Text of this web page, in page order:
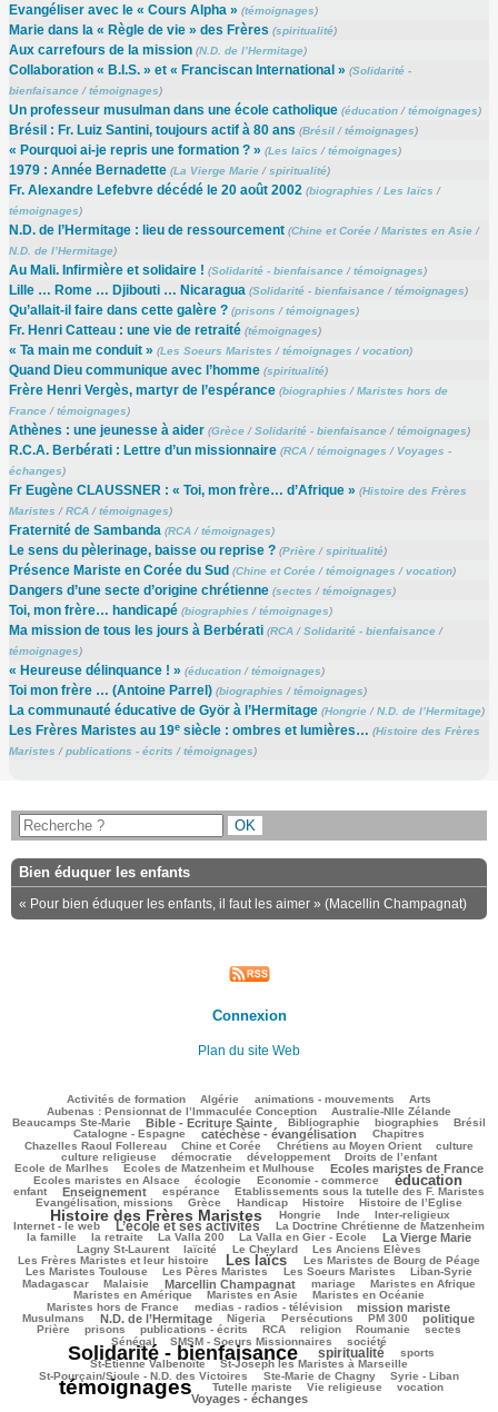
Evangéliser avec le « Cours Alpha » (témoignages)
Marie dans la « Règle de vie » des Frères (spiritualité)
Aux carrefours de la mission (N.D. de l’Hermitage)
Collaboration « B.I.S. » et « Franciscan International » (Solidarité -
bienfaisance/témoignages)
Un professeur musulman dans une école catholique (éducation/témoignages)
Brésil : Fr. Luiz Santini, toujours actif à 80 ans (Brésil/témoignages)
« Pourquoi ai-je repris une formation ? » (Les laïcs /témoignages)
1979 : Année Bernadette (La Vierge Marie/ spiritualité)
Fr. Alexandre Lefebvre décédé le 20 août 2002 (biographies /Les laïcs /
témoignages)
N.D. de l’Hermitage : lieu de ressourcement (Chine et Corée/Maristes en Asie/
N.D. de l’Hermitage)
Au Mali. Infirmière et solidaire ! (Solidarité - bienfaisance/témoignages)
Lille … Rome … Djibouti … Nicaragua (Solidarité - bienfaisance/témoignages)
Qu’allait-il faire dans cette galère ? (prisons /témoignages)
Fr. Henri Catteau : une vie de retraité (témoignages)
« Ta main me conduit » (Les Soeurs Maristes /témoignages /vocation)
Quand Dieu communique avec l’homme (spiritualité)
Frère Henri Vergès, martyr de l’espérance (biographies /Maristes hors de
France/témoignages)
Athènes : une jeunesse à aider (Grèce/Solidarité - bienfaisance/témoignages)
R.C.A. Berbérati : Lettre d’un missionnaire (RCA/témoignages / Voyages -
échanges)
Fr Eugène CLAUSSNER : « Toi, mon frère… d’Afrique » (Histoire des Frères
Maristes /RCA/témoignages)
Fraternité de Sambanda (RCA/témoignages)
Le sens du pèlerinage, baisse ou reprise ? (Prière/ spiritualité)
Présence Mariste en Corée du Sud (Chine et Corée/témoignages /vocation)
Dangers d’une secte d’origine chrétienne (sectes /témoignages)
Toi, mon frère… handicapé (biographies /témoignages)
Ma mission de tous les jours à Berbérati (RCA/Solidarité - bienfaisance/
témoignages)
« Heureuse délinquance ! » (éducation/témoignages)
Toi mon frère … (Antoine Parrel) (biographies /témoignages)
La communauté éducative de Györ à l’Hermitage (Hongrie/N.D. de l’Hermitage)
Les Frères Maristes au 19esiècle : ombres et lumières… (Histoire des Frères
Maristes /publications - écrits /témoignages)
Bien éduquer les enfants
« Pour bien éduquer les enfants, il faut les aimer » (Macellin Champagnat)
Connexion
Plan du site Web
Activités de formation Algérie animations - mouvements Arts
Aubenas : Pensionnat de l’Immaculée Conception
41/1804 Australie-Nlle Zélande
56/1804
Beaucamps Ste-Marie
420/1804 Bible - Ecriture Sainte
34/1804 Bibliographie
338/1804 biographies
82/1804 Brésil
375/1804
Catalogne - Espagne
catéchèse - évangélisation Chapitres
Chazelles Raoul Follereau
67/1804 Chine et Corée
128/1804 Chrétiens au Moyen Orient
303/1804 culture
24/1804
culture religieuse
démocratie développement Droits de l’enfant
Ecole de Marlhes
131/1804 Ecoles de Matzenheim et Mulhouse
534/1804 Ecoles maristes de France
137/1804
Ecoles maristes en Alsace
334/1804 écologie
75/1804 Economie - commerce
935/1804 éducation
106/1804
enfant
478/1804 Enseignement
154/1804 espérance
35/1804 Etablissements sous la tutelle des F. Maristes
95/1804
Evangélisation, missions
311/1804 Grèce
57/1804 Handicap
134/1804 Histoire
369/1804 Histoire de l’Eglise
1098/1804
Histoire des Frères Maristes Hongrie Inde Inter-religieux
104/1804
Internet - le web
749/1804 L’école et ses activités
52/1804 La Doctrine Chrétienne de Matzenheim
270/1804
la famille
75/1804 la retraite
29/1804 La Valla 200
60/1804 La Valla en Gier - Ecole
453/1804 La Vierge Marie
244/1804
Lagny St-Laurent
laïcité Le Cheylard Les Anciens Elèves
Les Frères Maristes et leur histoire
823/1804 Les laïcs
337/1804 Les Maristes de Bourg de Péage
222/1804
Les Maristes Toulouse
243/1804 Les Pères Maristes
188/1804 Les Soeurs Maristes
75/1804 Liban-Syrie
87/1804
Madagascar
21/1804 Malaisie
599/1804 Marcellin Champagnat
44/1804 mariage
178/1804 Maristes en Afrique
132/1804
Maristes en Amérique
Maristes en Asie Maristes en Océanie
Maristes hors de France
198/1804 medias - radios - télévision
538/1804 mission mariste
38/1804
Musulmans
509/1804 N.D. de l’Hermitage
29/1804 Nigeria
107/1804 Persécutions
111/1804 PM 300
457/1804 politique
115/1804
Prière
94/1804 prisons
246/1804 publications - écrits
88/1804 RCA
175/1804 religion
21/1804 Roumanie
23/1804 sectes
26/1804
Sénégal
SMSM - Soeurs Missionnaires société
Solidarité - bienfaisance spiritualité sports
St-Etienne Valbenoîte
St-Joseph les Maristes à Marseille
St-Pourçain/Sioule - N.D. des Victoires
30/1804 Ste-Marie de Chagny
13/1804 Syrie - Liban
1804/1804
témoignages Tutelle mariste Vie religieuse vocation
Voyages - échanges